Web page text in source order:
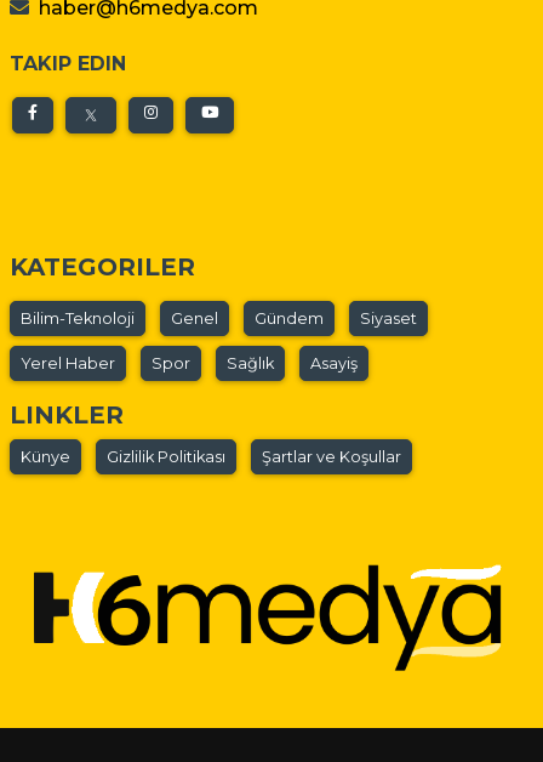
haber@h6medya.com
TAKIP EDIN
KATEGORILER
Bilim-Teknoloji Genel Gündem Siyaset
Yerel Haber Spor Sağlık Asayiş
LINKLER
Künye Gizlilik Politikası Şartlar ve Koşullar